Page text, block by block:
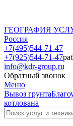
ГЕОГРАФИЯ
Россия
+7(495)544-71-47
+7(925)544-71-47
info@kdr-group.ru
Обратный звонок
Меню
Вывоз грунта
котлована